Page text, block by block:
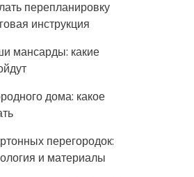
перепланировку
инструкция
мансарды: какие
дома: какое
перегородок:
и материалы